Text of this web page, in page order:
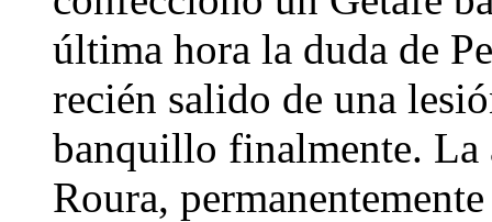
última hora la duda de
recién salido de una
banquillo finalmente. La
Roura,